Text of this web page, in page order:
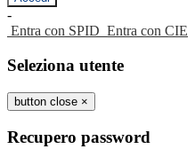
-
Entra con SPID Entra con CIE
Seleziona utente
button close ×
Recupero password